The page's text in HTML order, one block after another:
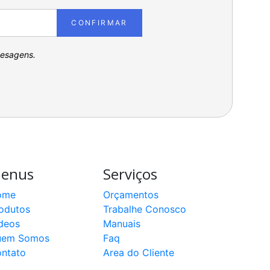
CONFIRMAR
Somos
Serviços
Orçamentos
Trabalhe Conosco
Manuais
Faq
Area do Cliente